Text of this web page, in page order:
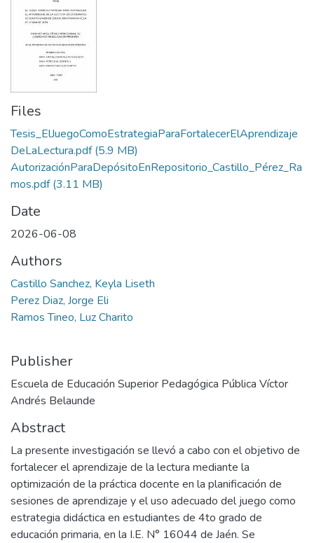
Files
Tesis_ElJuegoComoEstrategiaParaFortalecerElAprendizaje
DeLaLectura.pdf(5.9 MB)
AutorizaciónParaDepósitoEnRepositorio_Castillo_Pérez_Ra
mos.pdf(3.11 MB)
Date
2026-06-08
Authors
Castillo Sanchez, Keyla Liseth
Perez Diaz, Jorge Eli
Ramos Tineo, Luz Charito
Publisher
Escuela de Educación Superior Pedagógica Pública Víctor
Andrés Belaunde
Abstract
La presente investigación se llevó a cabo con el objetivo de
fortalecer el aprendizaje de la lectura mediante la
optimización de la práctica docente en la planificación de
sesiones de aprendizaje y el uso adecuado del juego como
estrategia didáctica en estudiantes de 4to grado de
educación primaria, en la I.E. N° 16044 de Jaén. Se